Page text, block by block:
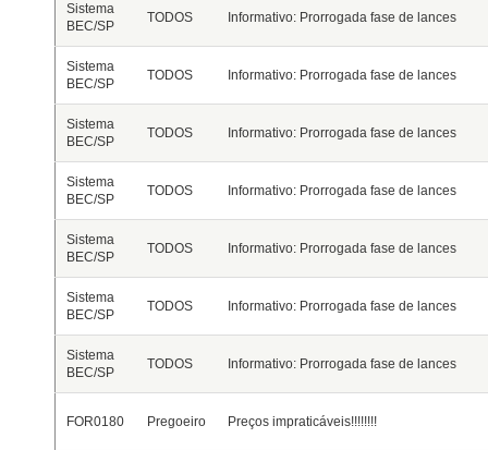
Sistema
BEC/SP
TODOS Informativo: Prorrogada fase de lances
Sistema
BEC/SP
TODOS Informativo: Prorrogada fase de lances
Sistema
BEC/SP
TODOS Informativo: Prorrogada fase de lances
Sistema
BEC/SP
TODOS Informativo: Prorrogada fase de lances
Sistema
BEC/SP
TODOS Informativo: Prorrogada fase de lances
Sistema
BEC/SP
TODOS Informativo: Prorrogada fase de lances
Sistema
BEC/SP
TODOS Informativo: Prorrogada fase de lances
FOR0180 Pregoeiro Preços impraticáveis!!!!!!!!